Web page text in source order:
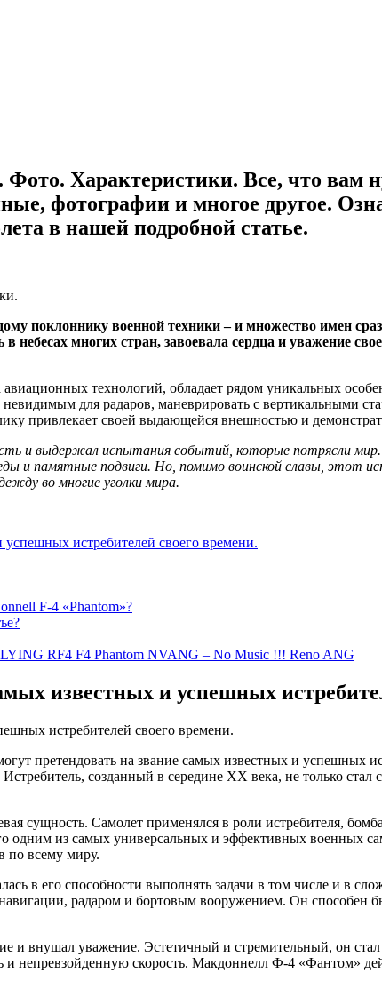
Характеристики. Все, что вам
фотографии и многое другое.
в нашей подробной статье.
поклоннику военной техники – и множество имен
многих стран, завоевала сердца и уважение
технологий, обладает рядом уникальных
для радаров, маневрировать с вертикальными
привлекает своей выдающейся внешностью и
и выдержал испытания событий, которые потрясли
и памятные подвиги. Но, помимо воинской славы, этот
во многие уголки мира.
истребителей своего времени.
F-4 «Phantom»?
RF4 F4 Phantom NVANG – No Music !!! Reno ANG
известных и успешных
претендовать на звание самых известных и
созданный в середине XX века, не только
сущность. Самолет применялся в роли истребителя,
одним из самых универсальных и эффективных военных
по всему миру.
в его способности выполнять задачи в том числе и в
радаром и бортовым вооружением. Он способен
уважение. Эстетичный и стремительный, он стал
непревзойденную скорость. Макдоннелл Ф-4 «Фантом»